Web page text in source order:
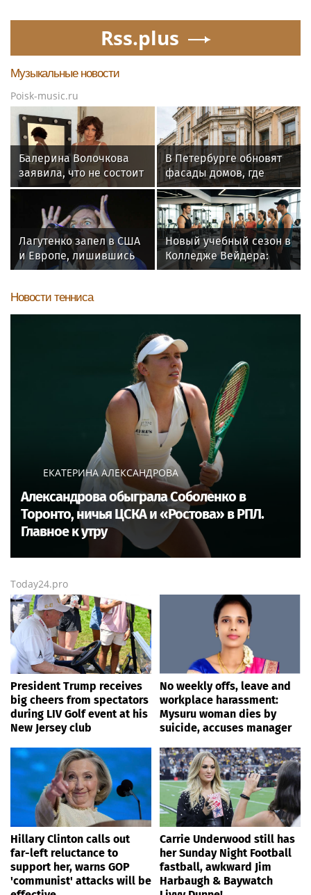
Rss.plus
Музыкальные новости
Poisk-music.ru
Балерина Волочкова
заявила, что не состоит
в отношениях с
молодым журналистом
В Петербурге обновят
фасады домов, где
жили Чайковский и
Тургенев
Лагутенко запел в США
и Европе, лишившись
дома в Малибу
Новый учебный сезон в
Колледже Вейдера:
стартовали очные
специалистов
Новости тенниса
ЕКАТЕРИНА АЛЕКСАНДРОВА
Александрова обыграла Соболенко в
Торонто, ничья ЦСКА и «Ростова» в РПЛ.
Главное к утру
Today24.pro
President Trump receives
big cheers from spectators
during LIV Golf event at his
New Jersey club
No weekly offs, leave and
workplace harassment:
Mysuru woman dies by
suicide, accuses manager
Hillary Clinton calls out
far-left reluctance to
support her, warns GOP
'communist' attacks will be
Carrie Underwood still has
her Sunday Night Football
fastball, awkward Jim
Harbaugh & Baywatch